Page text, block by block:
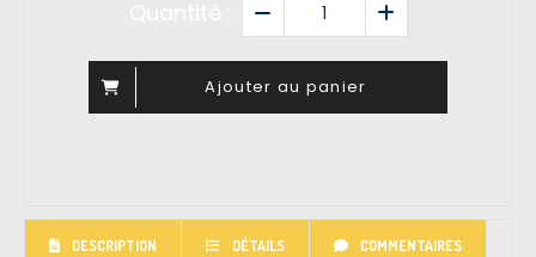
Ajouter au panier
DESCRIPTION DÉTAILS COMMENTAIRES